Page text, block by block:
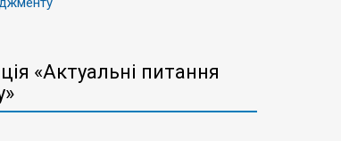
«Актуальні питання